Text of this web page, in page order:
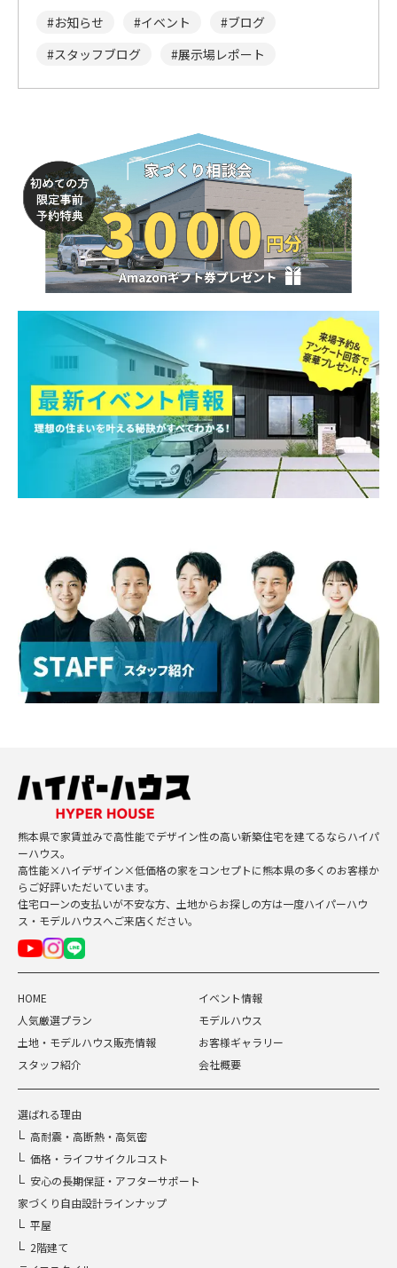
お知らせ イベント
ブログ
スタッフブログ
展示場レポート
熊本県で家賃並みで高性能でデザイン性の高い新築住宅を建てるならハイパ
ーハウス。
高性能×ハイデザイン×低価格の家をコンセプトに熊本県の多くのお客様か
らご好評いただいています。
住宅ローンの支払いが不安な方、土地からお探しの方は一度ハイパーハウ
ス・モデルハウスへご来店ください。
HOME
イベント情報
人気厳選プラン
モデルハウス
土地・モデルハウス販売情報
お客様ギャラリー
スタッフ紹介
会社概要
選ばれる理由
高耐震・高断熱・高気密
価格・ライフサイクルコスト
安心の長期保証・アフターサポート
家づくり自由設計ラインナップ
平屋
2階建て